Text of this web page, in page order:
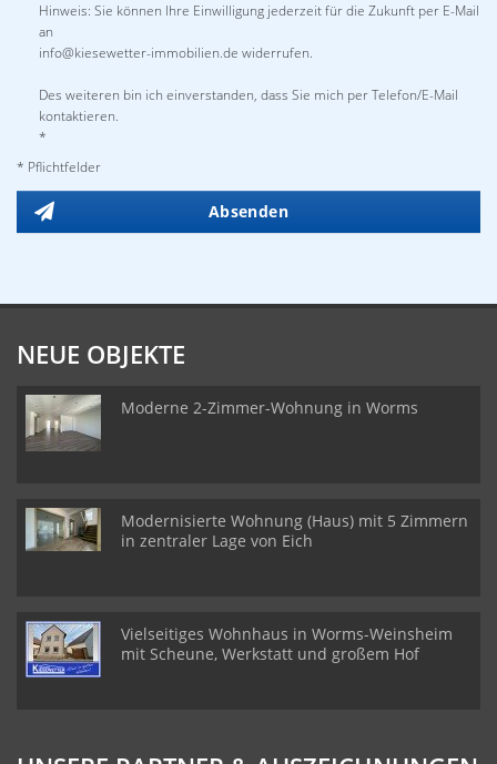
Hinweis: Sie können Ihre Einwilligung jederzeit für die Zukunft per E-Mail
an
info@kiesewetter-immobilien.de widerrufen.
Des weiteren bin ich einverstanden, dass Sie mich per Telefon/E-Mail
kontaktieren.
*
* Pflichtfelder
Absenden
NEUE OBJEKTE
Moderne 2-Zimmer-Wohnung in Worms
Modernisierte Wohnung (Haus) mit 5 Zimmern
in zentraler Lage von Eich
Vielseitiges Wohnhaus in Worms-Weinsheim
mit Scheune, Werkstatt und großem Hof